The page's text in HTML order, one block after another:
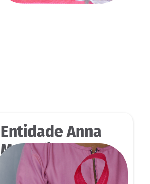
Entidade Anna
Marcelina de
Carvalho